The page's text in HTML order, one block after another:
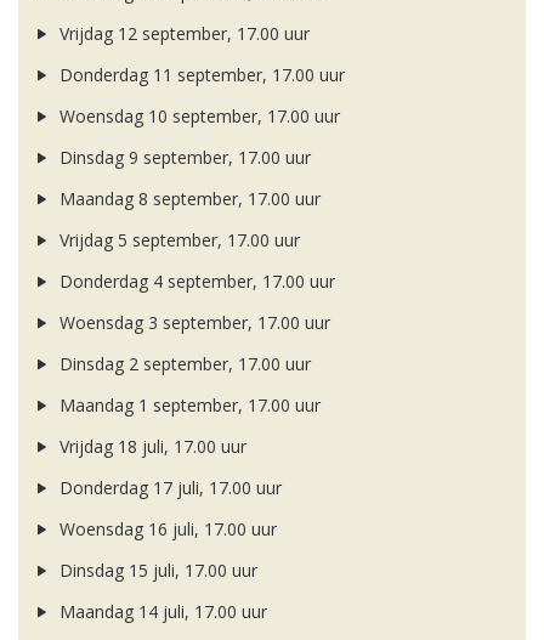
Vrijdag 12 september, 17.00 uur
Donderdag 11 september, 17.00 uur
Woensdag 10 september, 17.00 uur
Dinsdag 9 september, 17.00 uur
Maandag 8 september, 17.00 uur
Vrijdag 5 september, 17.00 uur
Donderdag 4 september, 17.00 uur
Woensdag 3 september, 17.00 uur
Dinsdag 2 september, 17.00 uur
Maandag 1 september, 17.00 uur
Vrijdag 18 juli, 17.00 uur
Donderdag 17 juli, 17.00 uur
Woensdag 16 juli, 17.00 uur
Dinsdag 15 juli, 17.00 uur
Maandag 14 juli, 17.00 uur